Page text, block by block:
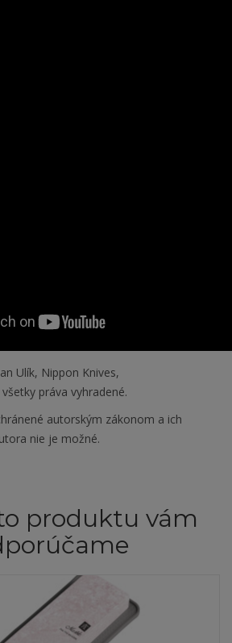
Ulík, Nippon Knives,
všetky práva vyhradené.
autorským zákonom a ich
nie je možné.
produktu vám